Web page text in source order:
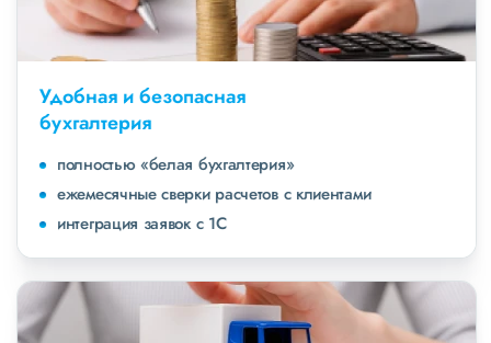
Удобная и безопасная
бухгалтерия
полностью «белая бухгалтерия»
ежемесячные сверки расчетов с клиентами
интеграция заявок с 1С